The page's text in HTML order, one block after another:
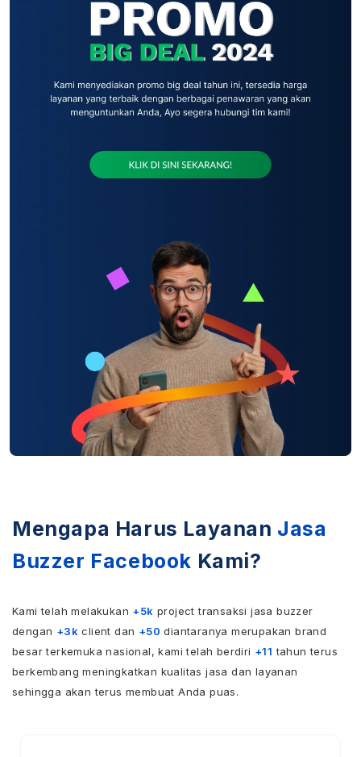
Mengapa Harus Layanan Jasa
Buzzer Facebook Kami?
Kami telah melakukan +5k project transaksi jasa buzzer
dengan +3k client dan +50 diantaranya merupakan brand
besar terkemuka nasional, kami telah berdiri +11 tahun terus
berkembang meningkatkan kualitas jasa dan layanan
sehingga akan terus membuat Anda puas.